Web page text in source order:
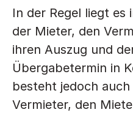
In der Regel liegt
der Mieter, den
ihren Auszug und
Übergabetermin in
besteht jedoch
Vermieter, den